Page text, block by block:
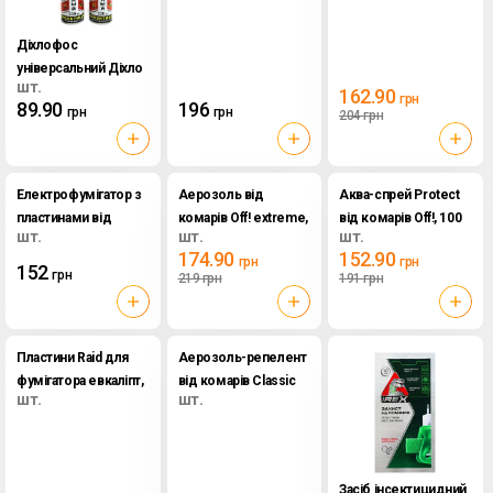
Діхлофос
універсальний Діхло
Бос, 330 мл
шт.
89.90 грн 196 грн
162.90 грн
204грн
Електрофумігатор з
пластинами від
комарів Евкаліпт
Raid, 1шт
шт.
152 грн
Аерозоль від
комарів Off! extreme,
100 мл
шт.
174.90 грн
219грн
Аква-спрей Protect
від комарів Off!, 100
мл
шт.
152.90 грн
191грн
Пластини Raid для
фумігатора евкаліпт,
10 штук
шт.
Аерозоль-репелент
від комарів Classic
Extravel, 100 мл
шт.
Засіб інсектицидний